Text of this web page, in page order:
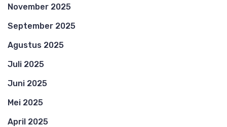
November 2025
September 2025
Agustus 2025
Juli 2025
Juni 2025
Mei 2025
April 2025